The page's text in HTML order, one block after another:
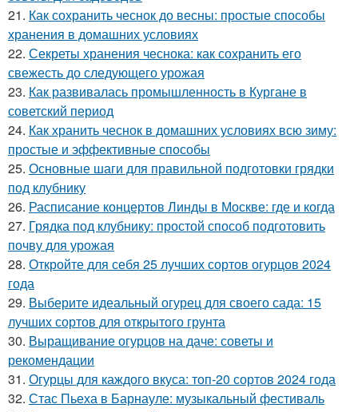
21. Как сохранить чеснок до весны: простые способы
хранения в домашних условиях
22. Секреты хранения чеснока: как сохранить его
свежесть до следующего урожая
23. Как развивалась промышленность в Кургане в
советский период
24. Как хранить чеснок в домашних условиях всю зиму:
простые и эффективные способы
25. Основные шаги для правильной подготовки грядки
под клубнику
26. Расписание концертов Линды в Москве: где и когда
27. Грядка под клубнику: простой способ подготовить
почву для урожая
28. Откройте для себя 25 лучших сортов огурцов 2024
года
29. Выберите идеальный огурец для своего сада: 15
лучших сортов для открытого грунта
30. Выращивание огурцов на даче: советы и
рекомендации
31. Огурцы для каждого вкуса: топ-20 сортов 2024 года
32. Стас Пьеха в Барнауле: музыкальный фестиваль